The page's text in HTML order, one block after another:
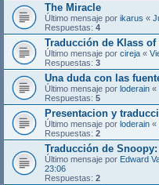
The Miracle
Último mensaje por ikarus «
Respuestas: 4
Traducción de Klass of
Último mensaje por cireja «
Respuestas: 3
Una duda con las
Último mensaje por loderain «
Respuestas: 5
Presentacion y
Último mensaje por loderain «
Respuestas: 2
Traducción de
Último mensaje por Edward
23:06
Respuestas: 2